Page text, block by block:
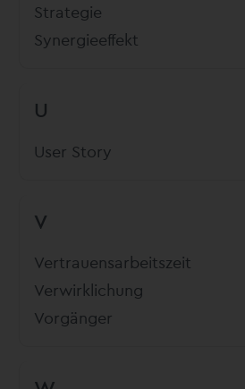
Strategie
Synergieeffekt
U
User Story
V
Vertrauensarbeitszeit
Verwirklichung
Vorgänger